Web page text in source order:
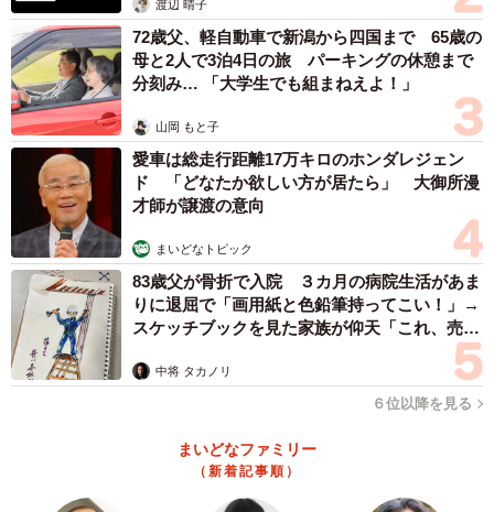
──それぞれ隣同士でレジに並んでいたとのこと。橋本さん
の前、おじいさんの前にはそれぞれ何人くらい並んでい
た？
「あまり記憶が定かではありませんが、私の前には2人、お
じいさんの前には1人だったかと思います。つまり、私が3
番目、おじいさんは2番目の順番でそれぞれの列に並んでい
たんです」
──そして、おじいさんの順番が回ってきた時に「あんたの
方が先に待ってたやろ。入りや」と突然、声を掛けられた
と。
されていたのですが、最初は誰に合図しているのか理解で
渡辺 晴子
72歳父、軽自動車で新潟から四国まで 65歳の
母と2人で3泊4日の旅 パーキングの休憩まで
分刻み… 「大学生でも組まねえよ！」
山岡 もと子
愛車は総走行距離17万キロのホンダレジェン
ド 「どなたか欲しい方が居たら」 大御所漫
才師が譲渡の意向
まいどなトピック
83歳父が骨折で入院 ３カ月の病院生活があま
りに退屈で「画用紙と色鉛筆持ってこい！」→
スケッチブックを見た家族が仰天「これ、売れ
中将 タカノリ
６位以降を見る
まいどなファミリー
（新着記事順）